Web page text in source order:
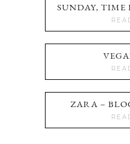
SUNDAY, TIME
ZARA –